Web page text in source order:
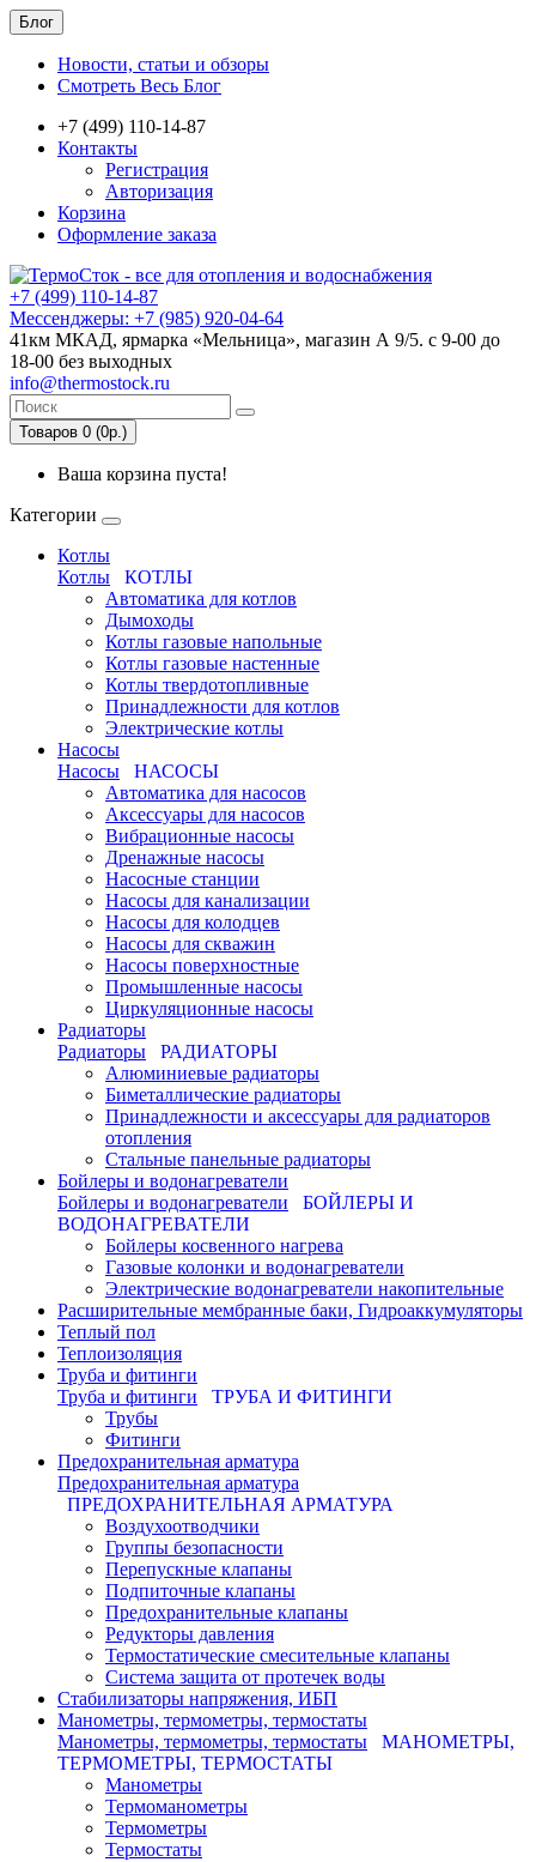
Блог
Новости, статьи и обзоры
Смотреть Весь Блог
+7 (499) 110-14-87
Контакты
Регистрация
Авторизация
Корзина
Оформление заказа
+7 (499) 110-14-87
Мессенджеры: +7 (985) 920-04-64
41км МКАД, ярмарка «Мельница», магазин А 9/5. с 9-00 до
18-00 без выходных
info@thermostock.ru
Товаров 0 (0р.)
Ваша корзина пуста!
Категории
Котлы
Котлы
КОТЛЫ
Автоматика для котлов
Дымоходы
Котлы газовые напольные
Котлы газовые настенные
Котлы твердотопливные
Принадлежности для котлов
Электрические котлы
Насосы
Насосы
НАСОСЫ
Автоматика для насосов
Аксессуары для насосов
Вибрационные насосы
Дренажные насосы
Насосные станции
Насосы для канализации
Насосы для колодцев
Насосы для скважин
Насосы поверхностные
Промышленные насосы
Циркуляционные насосы
Радиаторы
Радиаторы
РАДИАТОРЫ
Алюминиевые радиаторы
Биметаллические радиаторы
Принадлежности и аксессуары для радиаторов
отопления
Стальные панельные радиаторы
Бойлеры и водонагреватели
Бойлеры и водонагреватели
БОЙЛЕРЫ И
ВОДОНАГРЕВАТЕЛИ
Бойлеры косвенного нагрева
Газовые колонки и водонагреватели
Электрические водонагреватели накопительные
Расширительные мембранные баки, Гидроаккумуляторы
Теплый пол
Теплоизоляция
Труба и фитинги
Труба и фитинги
ТРУБА И ФИТИНГИ
Трубы
Фитинги
Предохранительная арматура
Предохранительная арматура
ПРЕДОХРАНИТЕЛЬНАЯ АРМАТУРА
Воздухоотводчики
Группы безопасности
Перепускные клапаны
Подпиточные клапаны
Предохранительные клапаны
Редукторы давления
Термостатические смесительные клапаны
Система защита от протечек воды
Стабилизаторы напряжения, ИБП
Манометры, термометры, термостаты
Манометры, термометры, термостаты
МАНОМЕТРЫ,
ТЕРМОМЕТРЫ, ТЕРМОСТАТЫ
Манометры
Термоманометры
Термометры
Термостаты